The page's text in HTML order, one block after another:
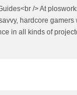
/> At
hardcore gamers
in all kinds of